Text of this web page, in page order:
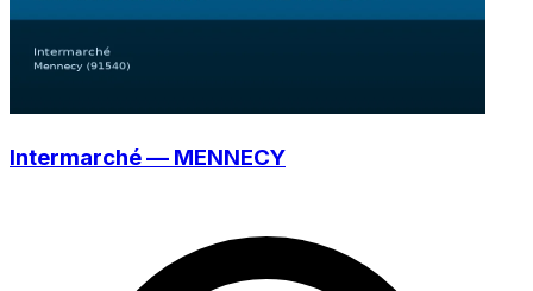
Intermarché — MENNECY